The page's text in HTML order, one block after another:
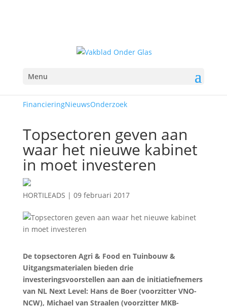
Menu
FinancieringNieuwsOnderzoek
Topsectoren geven aan
waar het nieuwe kabinet
in moet investeren
HORTILEADS | 09 februari 2017
De topsectoren Agri & Food en Tuinbouw &
Uitgangsmaterialen bieden drie
investeringsvoorstellen aan aan de initiatiefnemers
van NL Next Level: Hans de Boer (voorzitter VNO-
NCW), Michael van Straalen (voorzitter MKB-